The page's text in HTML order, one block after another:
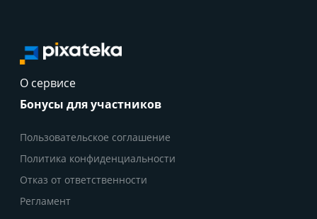
О сервисе
Бонусы для участников
Пользовательское соглашение
Политика конфиденциальности
Отказ от ответственности
Регламент